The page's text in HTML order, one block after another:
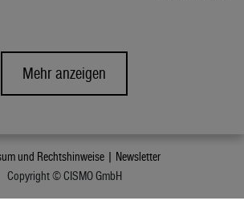
Mehr anzeigen
und Rechtshinweise | Newsletter
Copyright © CISMO GmbH